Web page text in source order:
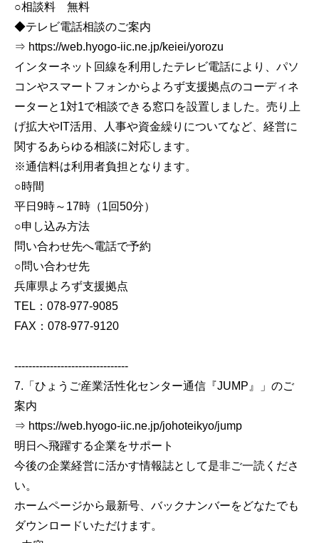
○相談料 無料
◆テレビ電話相談のご案内
⇒ https://web.hyogo-iic.ne.jp/keiei/yorozu
インターネット回線を利用したテレビ電話により、パソ
コンやスマートフォンからよろず支援拠点のコーディネ
ーターと1対1で相談できる窓口を設置しました。売り上
げ拡大やIT活用、人事や資金繰りについてなど、経営に
関するあらゆる相談に対応します。
※通信料は利用者負担となります。
○時間
平日9時～17時（1回50分）
○申し込み方法
問い合わせ先へ電話で予約
○問い合わせ先
兵庫県よろず支援拠点
TEL：078-977-9085
FAX：078-977-9120
--------------------------------
7.「ひょうご産業活性化センター通信『JUMP』」のご
案内
⇒ https://web.hyogo-iic.ne.jp/johoteikyo/jump
明日へ飛躍する企業をサポート
今後の企業経営に活かす情報誌として是非ご一読くださ
い。
ホームページから最新号、バックナンバーをどなたでも
ダウンロードいただけます。